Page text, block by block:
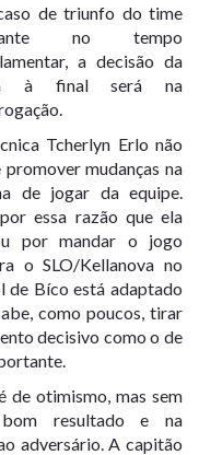
de triunfo do time
no tempo
a decisão da
à final será na
Tcherlyn Erlo não
promover mudanças na
de jogar da equipe.
essa razão que ela
por mandar o jogo
o SLO/Kellanova no
de Bíco está adaptado
como poucos, tirar
decisivo como o de
de otimismo, mas sem
resultado e na
adversário. A capitão